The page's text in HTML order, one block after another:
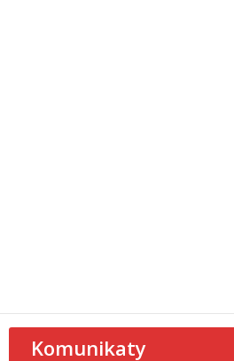
Komunikaty